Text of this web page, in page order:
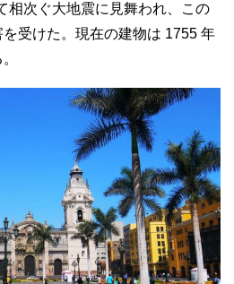
相次ぐ大地震に見舞われ、この
受けた。現在の建物は 1755 年